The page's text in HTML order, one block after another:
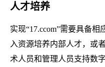
人才培养
实现“17.ccom”需要具备
入资源培养内部人才，或
术人员和管理人员支持数字